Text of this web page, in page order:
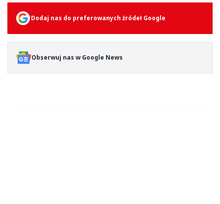
Dodaj nas do preferowanych źródeł Google
Obserwuj nas w Google News